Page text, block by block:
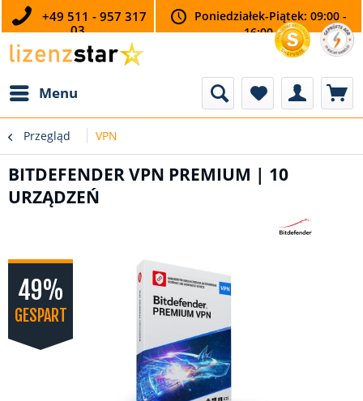
+49 511 - 957 317
03
Poniedziałek-Piątek: 09:00 -
16:00
Menu
Przegląd VPN
BITDEFENDER VPN PREMIUM | 10
URZĄDZEŃ
49%
GESPART